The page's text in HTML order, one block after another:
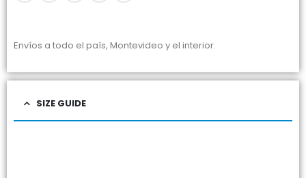
Envíos a todo el país, Montevideo y el interior.
SIZE GUIDE